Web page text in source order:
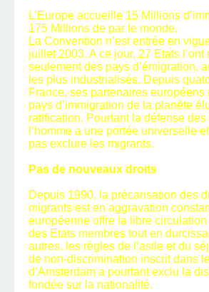
L’Europe accueille 15 Millions
175 Millions de par le monde.
La Convention n’est entrée en
juillet 2003. A ce jour, 27 Etats l’ont
seulement des pays d’émigration,
les plus industrialisés. Depuis
France, ses partenaires européens
pays d’immigration de la planète
ratification. Pourtant la défense des
l’homme a une portée universelle
pas exclure les migrants.
Pas de nouveaux droits
Depuis 1990, la précarisation des
migrants est en aggravation
européenne offre la libre
des Etats membres tout en
autres, les règles de l’asile et du
de non-discrimination inscrit dans
d’Amsterdam a pourtant exclu la
fondée sur la nationalité.